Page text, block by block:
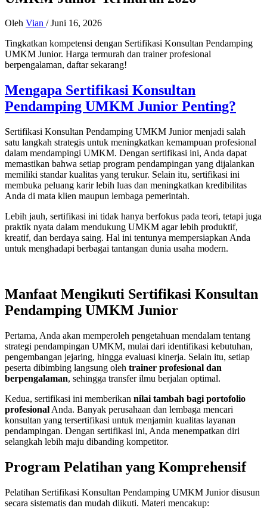
Oleh Vian /Juni 16, 2026
Tingkatkan kompetensi dengan Sertifikasi Konsultan Pendamping
UMKM Junior. Harga termurah dan trainer profesional
berpengalaman, daftar sekarang!
Mengapa Sertifikasi Konsultan
Pendamping UMKM Junior Penting?
Sertifikasi Konsultan Pendamping UMKM Junior menjadi salah
satu langkah strategis untuk meningkatkan kemampuan profesional
dalam mendampingi UMKM. Dengan sertifikasi ini, Anda dapat
memastikan bahwa setiap program pendampingan yang dijalankan
memiliki standar kualitas yang terukur. Selain itu, sertifikasi ini
membuka peluang karir lebih luas dan meningkatkan kredibilitas
Anda di mata klien maupun lembaga pemerintah.
Lebih jauh, sertifikasi ini tidak hanya berfokus pada teori, tetapi juga
praktik nyata dalam mendukung UMKM agar lebih produktif,
kreatif, dan berdaya saing. Hal ini tentunya mempersiapkan Anda
untuk menghadapi berbagai tantangan dunia usaha modern.
Manfaat Mengikuti Sertifikasi Konsultan
Pendamping UMKM Junior
Pertama, Anda akan memperoleh pengetahuan mendalam tentang
strategi pendampingan UMKM, mulai dari identifikasi kebutuhan,
pengembangan jejaring, hingga evaluasi kinerja. Selain itu, setiap
peserta dibimbing langsung oleh trainer profesional dan
berpengalaman, sehingga transfer ilmu berjalan optimal.
Kedua, sertifikasi ini memberikan nilai tambah bagi portofolio
profesional Anda. Banyak perusahaan dan lembaga mencari
konsultan yang tersertifikasi untuk menjamin kualitas layanan
pendampingan. Dengan sertifikasi ini, Anda menempatkan diri
selangkah lebih maju dibanding kompetitor.
Program Pelatihan yang Komprehensif
Pelatihan Sertifikasi Konsultan Pendamping UMKM Junior disusun
secara sistematis dan mudah diikuti. Materi mencakup: